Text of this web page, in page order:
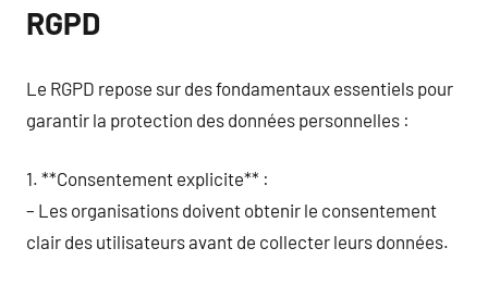
RGPD
Le RGPD repose sur des fondamentaux essentiels pour
garantir la protection des données personnelles :
1. **Consentement explicite** :
– Les organisations doivent obtenir le consentement
clair des utilisateurs avant de collecter leurs données.